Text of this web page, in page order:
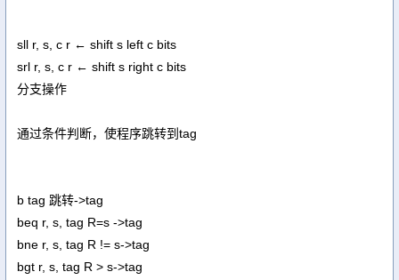
sll r, s, c r ← shift s left c bits
srl r, s, c r ← shift s right c bits
分支操作
通过条件判断，使程序跳转到tag
b tag 跳转->tag
beq r, s, tag R=s ->tag
bne r, s, tag R != s->tag
bgt r, s, tag R > s->tag